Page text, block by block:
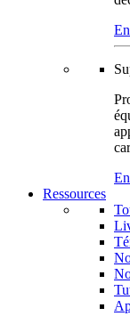
Ressources